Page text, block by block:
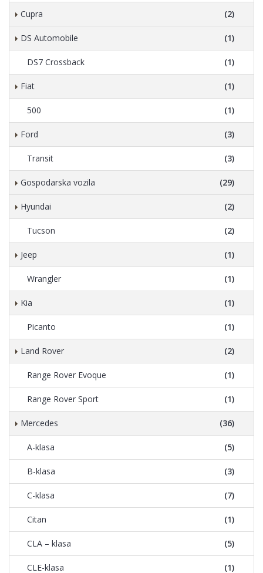
Cupra (2)
DS Automobile (1)
DS7 Crossback (1)
Fiat (1)
500 (1)
Ford (3)
Transit (3)
Gospodarska vozila (29)
Hyundai (2)
Tucson (2)
Jeep (1)
Wrangler (1)
Kia (1)
Picanto (1)
Land Rover (2)
Range Rover Evoque (1)
Range Rover Sport (1)
Mercedes (36)
A-klasa (5)
B-klasa (3)
C-klasa (7)
Citan (1)
CLA – klasa (5)
CLE-klasa (1)